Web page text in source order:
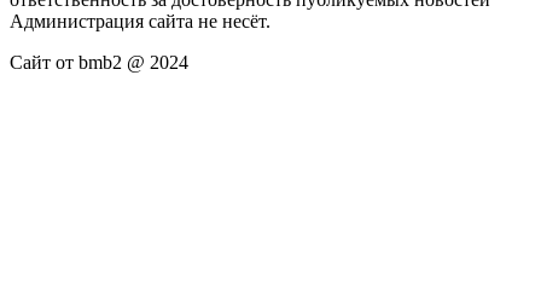
Администрация сайта не несёт.
Сайт от bmb2 @ 2024